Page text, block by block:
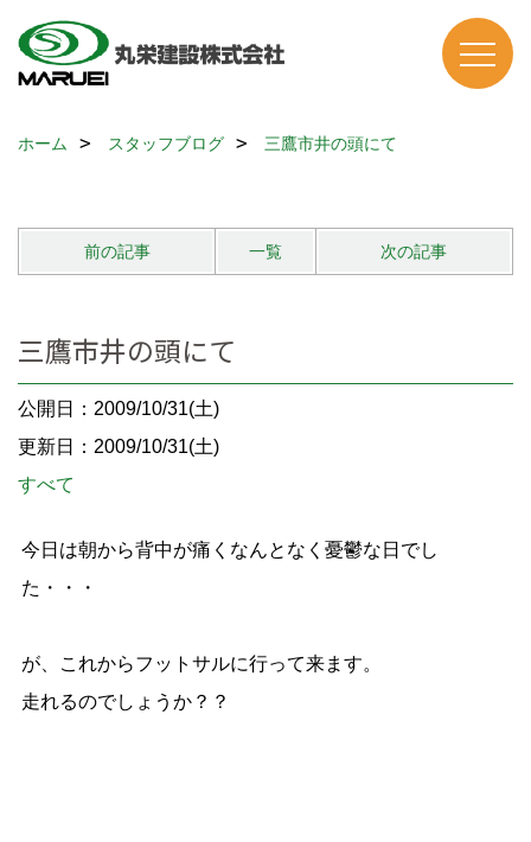
ホーム スタッフブログ 三鷹市井の頭にて
前の記事 一覧 次の記事
三鷹市井の頭にて
公開日：2009/10/31(土)
更新日：2009/10/31(土)
すべて
今日は朝から背中が痛くなんとなく憂鬱な日でし
た・・・
が、これからフットサルに行って来ます。
走れるのでしょうか？？